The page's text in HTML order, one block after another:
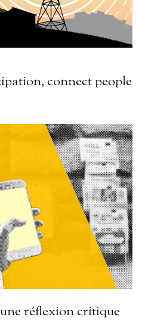
connect people
réflexion critique